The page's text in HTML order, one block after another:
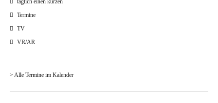
täglich einen kurzen
Termine
TV
VR/AR
> Alle Termine im Kalender